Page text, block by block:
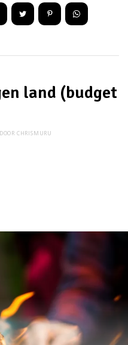
land (budget
DOOR CHRISMURU